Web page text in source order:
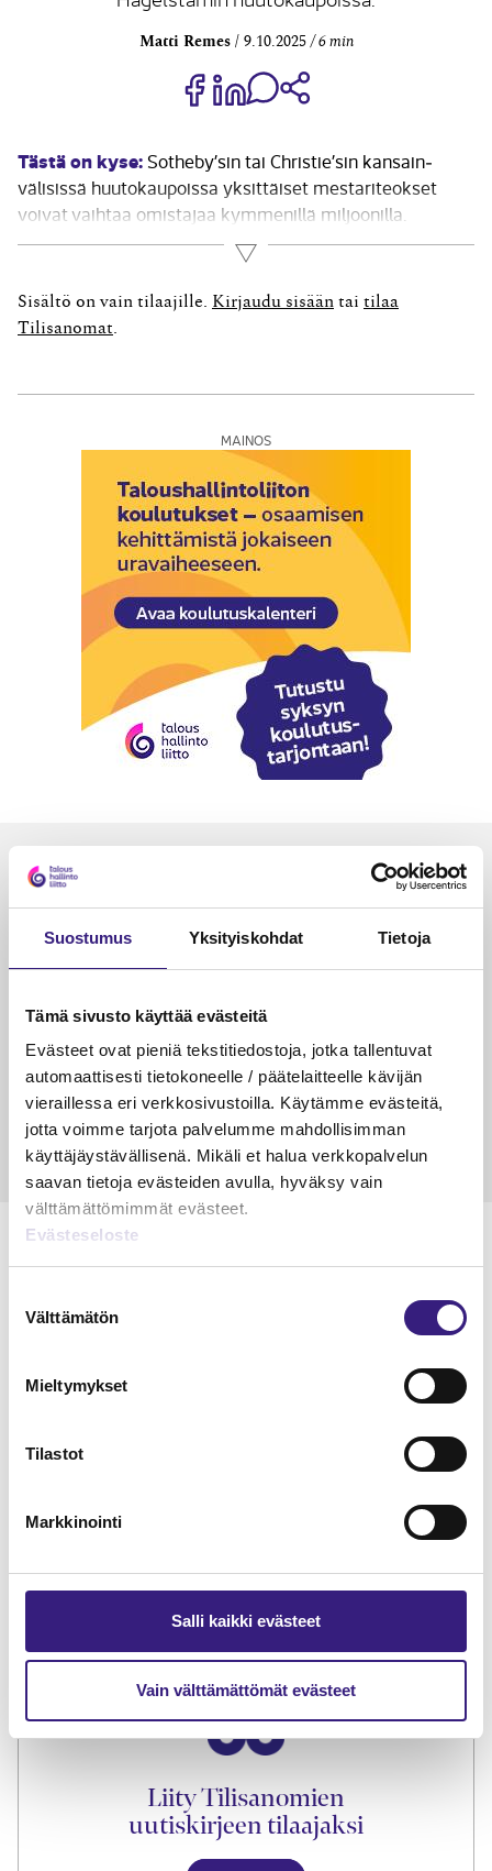
Suostumus Yksityiskohdat Tietoja
Tämä sivusto käyttää evästeitä
Evästeet ovat pieniä tekstitiedostoja, jotka tallentuvat
automaattisesti tietokoneelle / päätelaitteelle kävijän
vieraillessa eri verkkosivustoilla. Käytämme evästeitä,
jotta voimme tarjota palvelumme mahdollisimman
käyttäjäystävällisenä. Mikäli et halua verkkopalvelun
saavan tietoja evästeiden avulla, hyväksy vain
välttämättömimmät evästeet.
Evästeseloste
valinta
Välttämätön
Mieltymykset
Tilastot
Markkinointi
Salli kaikki evästeet
Vain välttämättömät evästeet
Matti Remes 9.10.2025 6 min
Jaa Share on Facebook
Jaa Share on LinkedIn
Jaa WhatsApp-viestinä
Tästä on kyse: Sotheby’sin tai Christie’sin kansain­
välisissä huutokaupoissa yksittäiset mestariteokset
voivat vaihtaa omistajaa kymmenillä miljoonilla.
Oikeasti taiteen kerääminen on kuitenkin kaikkea muuta
kuin vain rikkaiden harrastus. Hagelstamin huutokaupat
ovat hyvä esimerkki kauppapaikasta, jossa laadukasta
taidetta voi saada kohtuullisilla hinnoilla. Tunnettujenkin
Lue lisää
Sisältö on vain tilaajille. Kirjaudu sisään tai tilaa
Tilisanomat
MAINOS
Luetuimmat
VEROTUS
Kulu­veloitukset arvon­lisä­
verotuksessa – omien kulujen
veloitus, kulujen edelleen­
veloitus ja läpi­laskutus
Petri Salomaa
15.5.2023 10 min
lukuoikeus
Liity Tilisanomien
uutiskirjeen tilaajaksi